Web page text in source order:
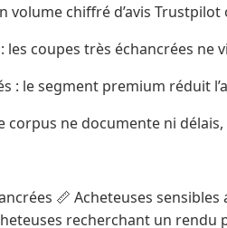
volume chiffré d’avis
coupes très échancrées ne
: le segment premium réduit
corpus ne documente ni
📏 Acheteuses
recherchant un rendu